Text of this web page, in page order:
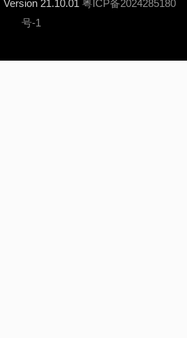
Version 21.10.01 粤ICP备2024285180
号-1